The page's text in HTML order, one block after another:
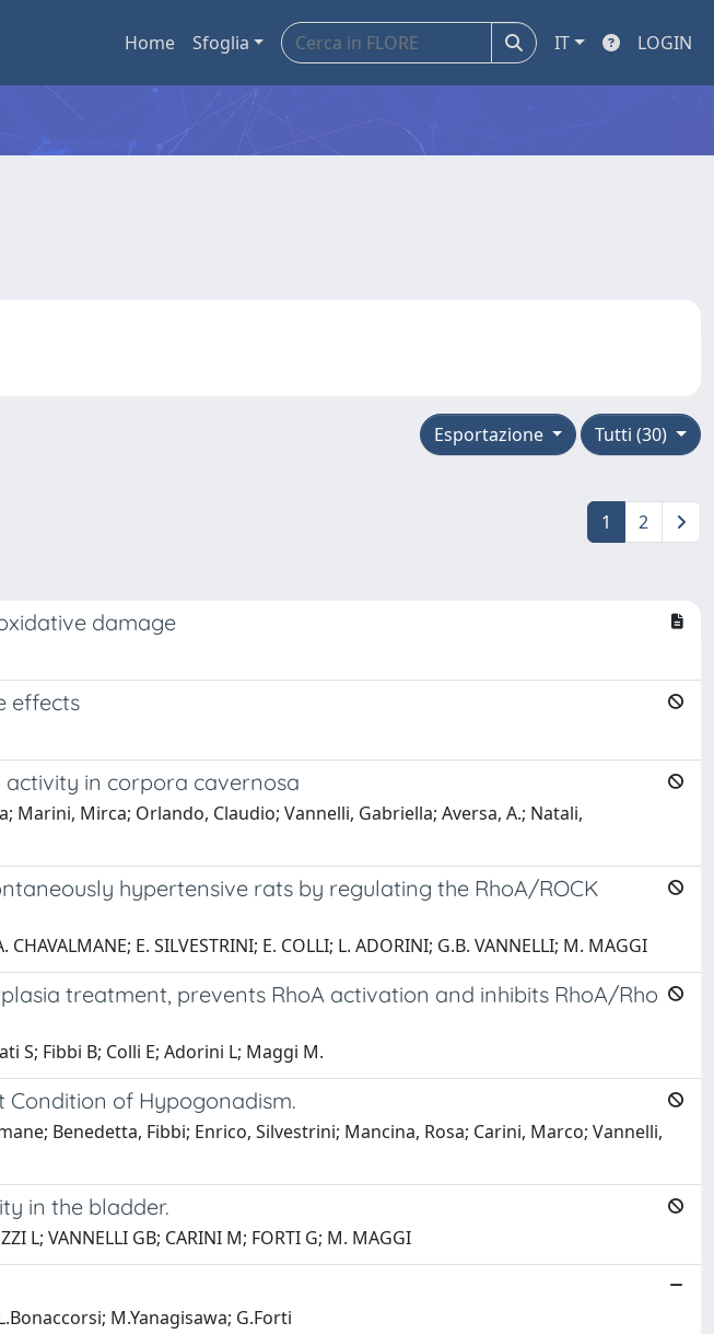
Home Sfoglia IT LOGIN
Tutti (30)
Esportazione
1 2
damage
effects
in corpora cavernosa
Marini, Mirca; Orlando, Claudio; Vannelli, Gabriella; Aversa, A.; Natali,
hypertensive rats by regulating the RhoA/ROCK
E. SILVESTRINI; E. COLLI; L. ADORINI; G.B. VANNELLI; M. MAGGI
treatment, prevents RhoA activation and inhibits RhoA/Rho
S; Fibbi B; Colli E; Adorini L; Maggi M.
Condition of Hypogonadism.
Benedetta, Fibbi; Enrico, Silvestrini; Mancina, Rosa; Carini, Marco; Vannelli,
in the bladder.
L; VANNELLI GB; CARINI M; FORTI G; M. MAGGI
M.Yanagisawa; G.Forti